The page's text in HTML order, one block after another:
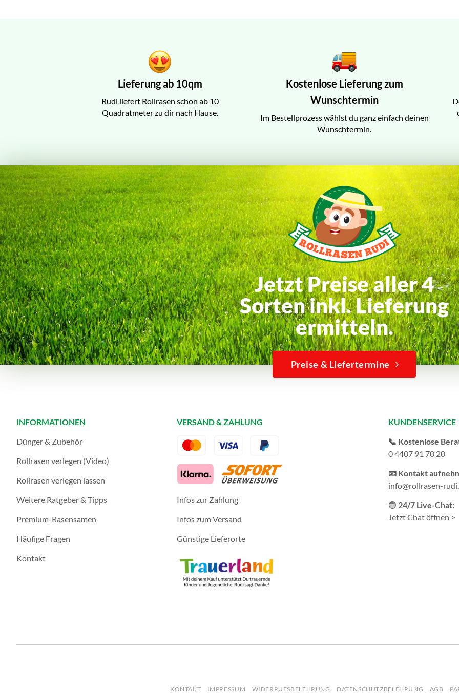
Lieferung ab 10qm
Rudi liefert Rollrasen schon ab 10
Quadratmeter zu dir nach Hause.
Kostenlose Lieferung zum
Wunschtermin
Im Bestellprozess wählst du ganz einfach deinen
Wunschtermin.
Jetzt Preise aller 4
Sorten inkl. Lieferung
ermitteln.
Preise & Liefertermine
INFORMATIONEN
Dünger & Zubehör
Rollrasen verlegen (Video)
Rollrasen verlegen lassen
Weitere Ratgeber & Tipps
Premium-Rasensamen
Häufige Fragen
Kontakt
VERSAND & ZAHLUNG
Infos zur Zahlung
Infos zum Versand
Günstige Lieferorte
KUNDENSERVICE
📞 Kostenlose
0 4407 91 70 20
📧 Kontakt
info@rollrasen-
🟢 24/7 Live-Chat:
Jetzt Chat öffnen >
KONTAKT IMPRESSUM WIDERRUFSBELEHRUNG DATENSCHUTZBELEHRUNG AGB